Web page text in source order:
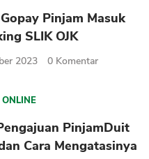
Pinjam Masuk
SLIK OJK
2023 0 Komentar
PinjamDuit
Cara Mengatasinya